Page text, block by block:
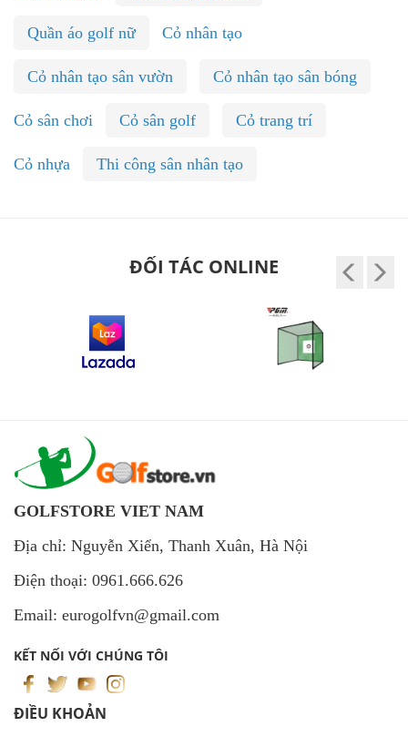
Quần áo golf nữ Cỏ nhân tạo
Cỏ nhân tạo sân vườn Cỏ nhân tạo sân bóng
Cỏ sân chơi Cỏ sân golf Cỏ trang trí
Cỏ nhựa Thi công sân nhân tạo
ĐỐI TÁC ONLINE
GOLFSTORE VIET NAM
Địa chỉ: Nguyễn Xiển, Thanh Xuân, Hà Nội
Điện thoại: 0961.666.626
Email: eurogolfvn@gmail.com
KẾT NỐI VỚI CHÚNG TÔI
ĐIỀU KHOẢN